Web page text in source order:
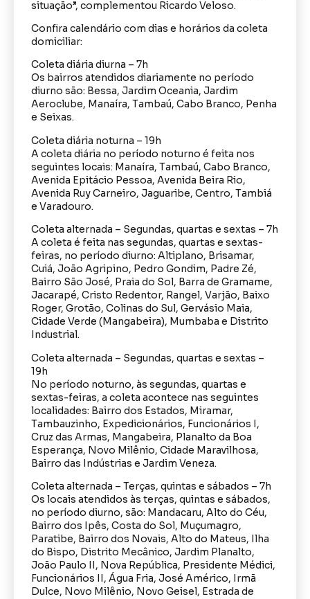
situação”, complementou Ricardo Veloso.
Confira calendário com dias e horários da coleta
domiciliar:
Coleta diária diurna – 7h
Os bairros atendidos diariamente no período
diurno são: Bessa, Jardim Oceania, Jardim
Aeroclube, Manaíra, Tambaú, Cabo Branco, Penha
e Seixas.
Coleta diária noturna – 19h
A coleta diária no período noturno é feita nos
seguintes locais: Manaíra, Tambaú, Cabo Branco,
Avenida Epitácio Pessoa, Avenida Beira Rio,
Avenida Ruy Carneiro, Jaguaribe, Centro, Tambiá
e Varadouro.
Coleta alternada – Segundas, quartas e sextas – 7h
A coleta é feita nas segundas, quartas e sextas-
feiras, no período diurno: Altiplano, Brisamar,
Cuiá, João Agripino, Pedro Gondim, Padre Zé,
Bairro São José, Praia do Sol, Barra de Gramame,
Jacarapé, Cristo Redentor, Rangel, Varjão, Baixo
Roger, Grotão, Colinas do Sul, Gervásio Maia,
Cidade Verde (Mangabeira), Mumbaba e Distrito
Industrial.
Coleta alternada – Segundas, quartas e sextas –
19h
No período noturno, às segundas, quartas e
sextas-feiras, a coleta acontece nas seguintes
localidades: Bairro dos Estados, Miramar,
Tambauzinho, Expedicionários, Funcionários I,
Cruz das Armas, Mangabeira, Planalto da Boa
Esperança, Novo Milênio, Cidade Maravilhosa,
Bairro das Indústrias e Jardim Veneza.
Coleta alternada – Terças, quintas e sábados – 7h
Os locais atendidos às terças, quintas e sábados,
no período diurno, são: Mandacaru, Alto do Céu,
Bairro dos Ipês, Costa do Sol, Muçumagro,
Paratibe, Bairro dos Novais, Alto do Mateus, Ilha
do Bispo, Distrito Mecânico, Jardim Planalto,
João Paulo II, Nova República, Presidente Médici,
Funcionários II, Água Fria, José Américo, Irmã
Dulce, Novo Milênio, Novo Geisel, Estrada de